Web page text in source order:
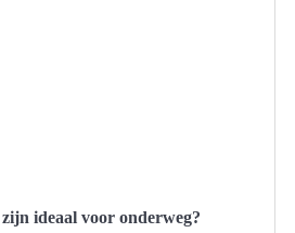
ideaal voor onderweg?